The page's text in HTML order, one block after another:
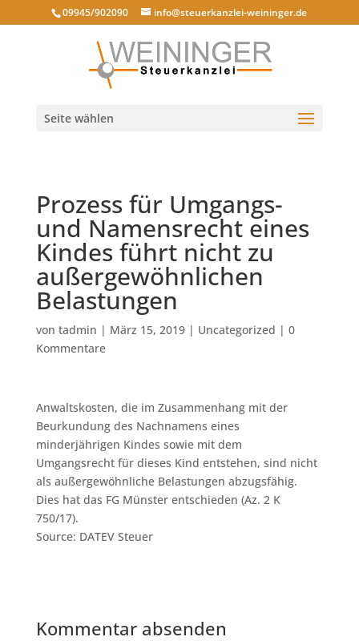
09945/902090 info@steuerkanzlei-weininger.de
Seite wählen
Prozess für Umgangs-
und Namensrecht eines
Kindes führt nicht zu
außergewöhnlichen
Belastungen
von tadmin | März 15, 2019| Uncategorized | 0
Kommentare
Anwaltskosten, die im Zusammenhang mit der
Beurkundung des Nachnamens eines
minderjährigen Kindes sowie mit dem
Umgangsrecht für dieses Kind entstehen, sind nicht
als außergewöhnliche Belastungen abzugsfähig.
Dies hat das FG Münster entschieden (Az. 2 K
750/17).
Source: DATEV Steuer
Kommentar absenden